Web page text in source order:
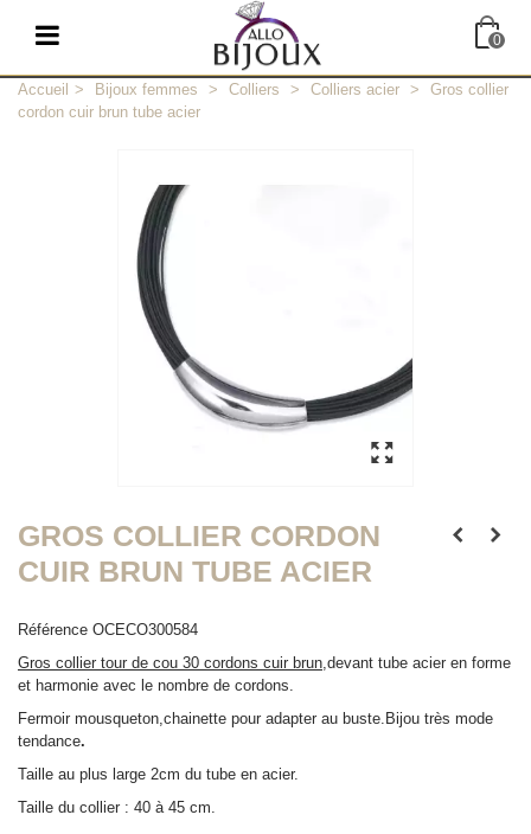
0
Accueil > Bijoux femmes > Colliers > Colliers acier >
Gros collier
cordon cuir brun tube acier
GROS COLLIER CORDON
CUIR BRUN TUBE ACIER
Référence OCECO300584
Gros collier tour de cou 30 cordons cuir brun,devant tube acier en forme
et harmonie avec le nombre de cordons.
Fermoir mousqueton,chainette pour adapter au buste.Bijou très mode
tendance.
Taille au plus large 2cm du tube en acier.
Taille du collier : 40 à 45 cm.